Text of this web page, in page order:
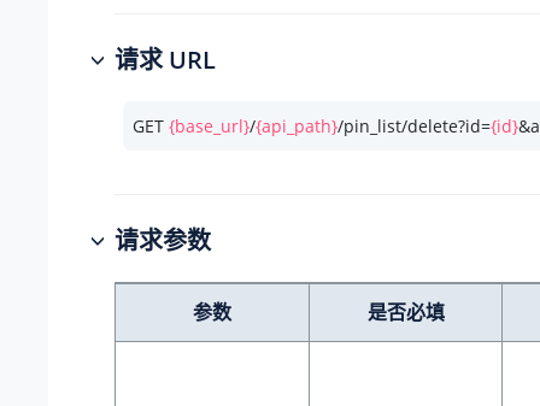
请求 URL
GET {base_url}/{api_path}/pin_list/delete?id={id}
请求参数
参数 是否必填